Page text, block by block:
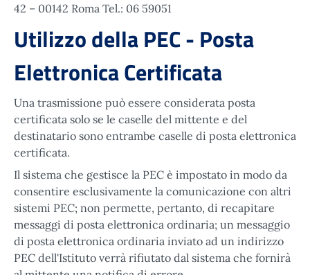
42 – 00142 Roma Tel.: 06 59051
Utilizzo della PEC - Posta
Elettronica Certificata
Una trasmissione può essere considerata posta
certificata solo se le caselle del mittente e del
destinatario sono entrambe caselle di posta elettronica
certificata.
Il sistema che gestisce la PEC è impostato in modo da
consentire esclusivamente la comunicazione con altri
sistemi PEC; non permette, pertanto, di recapitare
messaggi di posta elettronica ordinaria; un messaggio
di posta elettronica ordinaria inviato ad un indirizzo
PEC dell'Istituto verrà rifiutato dal sistema che fornirà